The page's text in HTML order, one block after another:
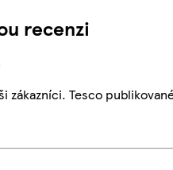
recenzi
zákazníci. Tesco